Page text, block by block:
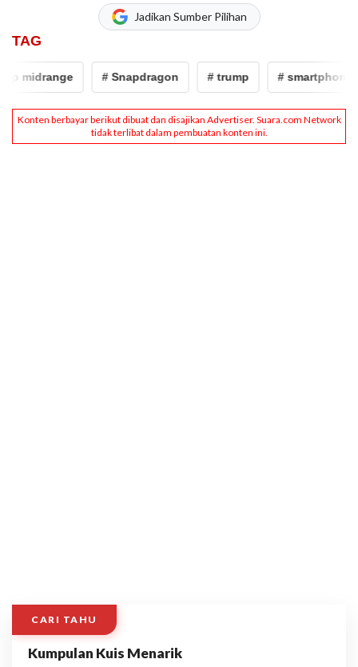
Jadikan Sumber Pilihan
TAG
midrange # Snapdragon # trump # smartphone
CARI TAHU
Kumpulan Kuis Menarik